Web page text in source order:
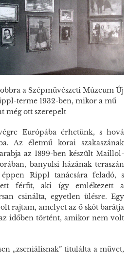
a Szépművészeti Múzeum Új
terme 1932-ben, mikor a mű
még ott szerepelt
Európába érhetünk, s hová
Az életmű korai szakaszának
az 1899-ben készült Maillol-
banyulsi házának teraszán
éppen Rippl tanácsára feladó, s
férfit, aki így emlékezett a
csinálta, egyetlen ülésre. Egy
rajtam, amelyet az ő skót barátja
időben történt, amikor nem volt
„zseniálisnak” titulálta a művet,